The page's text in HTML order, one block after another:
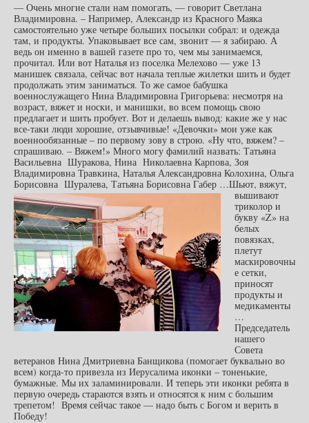
— Очень многие стали нам помогать, — говорит Светлана
Владимировна. – Например, Александр из Красного Маяка
самостоятельно уже четыре больших посылки собрал: и одежда
там, и продукты. Упаковывает все сам, звонит — я забираю. А
ведь он именно в вашей газете про то, чем мы занимаемся,
прочитал. Или вот Наталья из поселка Мелехово — уже 13
манишек связала, сейчас вот начала теплые жилетки шить и будет
продолжать этим заниматься. То же самое бабушка
военнослужащего Нина Владимировна Григорьева: несмотря на
возраст, вяжет и носки, и манишки, во всем помощь свою
предлагает и шить пробует. Вот и делаешь вывод: какие же у нас
все-таки люди хорошие, отзывчивые! «Девочки» мои уже как
военнообязанные – по первому зову в строю. «Ну что, вяжем? –
спрашиваю. – Вяжем!» Много могу фамилий назвать: Татьяна
Васильевна Шуракова, Нина Николаевна Карпова, Зоя
Владимировна Травкина, Наталья Александровна Колохина, Ольга
Борисовна Шуралева, Татьяна Борисовна Габер …Шьют, вяжут,
вышивают
триколор и
букву «Z» на
белых
повязках,
плетут
маскировочны
е сетки,
приносят
продукты и
медикаменты
…
Председатель
нашего
Совета
ветеранов Нина Дмитриевна Банщикова (помогает буквально во
всем) когда-то привезла из Иерусалима иконки – тоненькие,
бумажные. Мы их заламинировали. И теперь эти иконки ребята в
первую очередь стараются взять и относятся к ним с большим
трепетом! Время сейчас такое — надо быть с Богом и верить в
Победу!